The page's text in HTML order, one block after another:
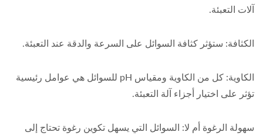
آلات التعبئة.
الكثافة: ستؤثر كثافة السوائل على السرعة والدقة عند التعبئة.
الكاوية: كل من الكاوية ومقياس pH للسوائل هي عوامل رئيسية
تؤثر على اختيار أجزاء آلة التعبئة.
سهولة الرغوة أم لا: السوائل التي يسهل تكوين رغوة تحتاج إلى